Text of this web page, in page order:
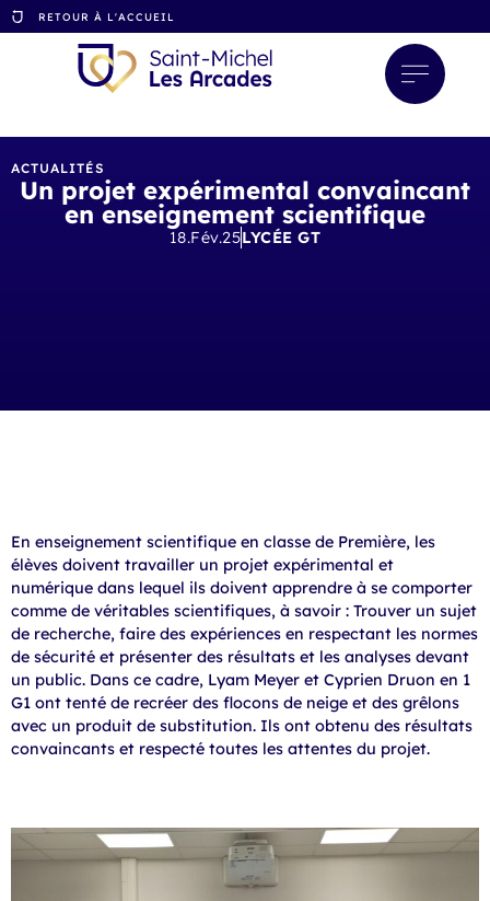
RETOUR À L'ACCUEIL
ACTUALITÉS
Un projet expérimental convaincant
en enseignement scientifique
18.Fév.25LYCÉE GT
En enseignement scientifique en classe de Première, les
élèves doivent travailler un projet expérimental et
numérique dans lequel ils doivent apprendre à se comporter
comme de véritables scientifiques, à savoir : Trouver un sujet
de recherche, faire des expériences en respectant les normes
de sécurité et présenter des résultats et les analyses devant
un public. Dans ce cadre, Lyam Meyer et Cyprien Druon en 1
G1 ont tenté de recréer des flocons de neige et des grêlons
avec un produit de substitution. Ils ont obtenu des résultats
convaincants et respecté toutes les attentes du projet.